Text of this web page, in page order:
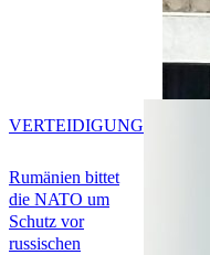
Rumänien bittet
die NATO um
Schutz vor
russischen
VERTEIDIGUNG